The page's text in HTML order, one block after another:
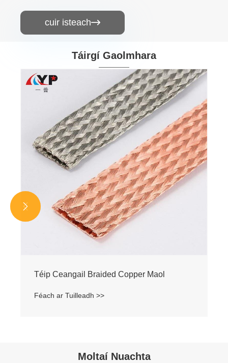
cuir isteach
Táirgí Gaolmhara
Téip Ceangail Braided Copper Maol
Féach ar Tuilleadh >>


Moltaí Nuachta